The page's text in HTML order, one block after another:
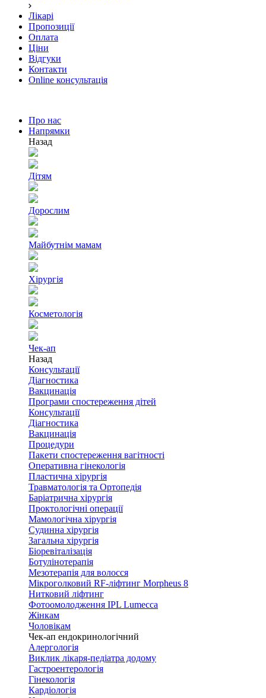
Лікарі
Пропозиції
Оплата
Ціни
Відгуки
Контакти
Online консультація
Про нас
Напрямки
Назад
Дітям
Дорослим
Майбутнім мамам
Хірургія
Косметологія
Чек-ап
Назад
Консультації
Діагностика
Вакцинація
Програми спостереження дітей
Консультації
Діагностика
Вакцинація
Процедури
Пакети спостереження вагітності
Оперативна гінекологія
Пластична хірургія
Травматологія та Ортопедія
Баріатрична хірургія
Проктологічні операції
Мамологічна хірургія
Судинна хірургія
Загальна хірургія
Біоревіталізація
Ботулінотерапія
Мезотерапія для волосся
Мікроголковий RF-ліфтинг Morpheus 8
Нитковий ліфтинг
Фотоомолодження IPL Lumecca
Жінкам
Чоловікам
Чек-ап ендокринологічний
Алергологія
Виклик лікаря-педіатра додому
Гастроентерологія
Гінекологія
Кардіологія